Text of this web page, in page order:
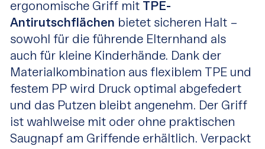
ergonomische Griff mit
TPE-
Antirutschflächen bietet sicheren Halt –
sowohl für die führende Elternhand als
auch für kleine Kinderhände. Dank der
Materialkombination aus flexiblem TPE und
festem PP wird Druck optimal abgefedert
und das Putzen bleibt angenehm. Der Griff
ist wahlweise mit oder ohne praktischen
Saugnapf am Griffende erhältlich. Verpackt